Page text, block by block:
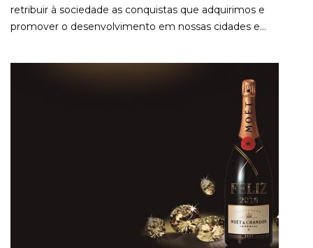
retribuir à sociedade as conquistas que adquirimos e
promover o desenvolvimento em nossas cidades e...